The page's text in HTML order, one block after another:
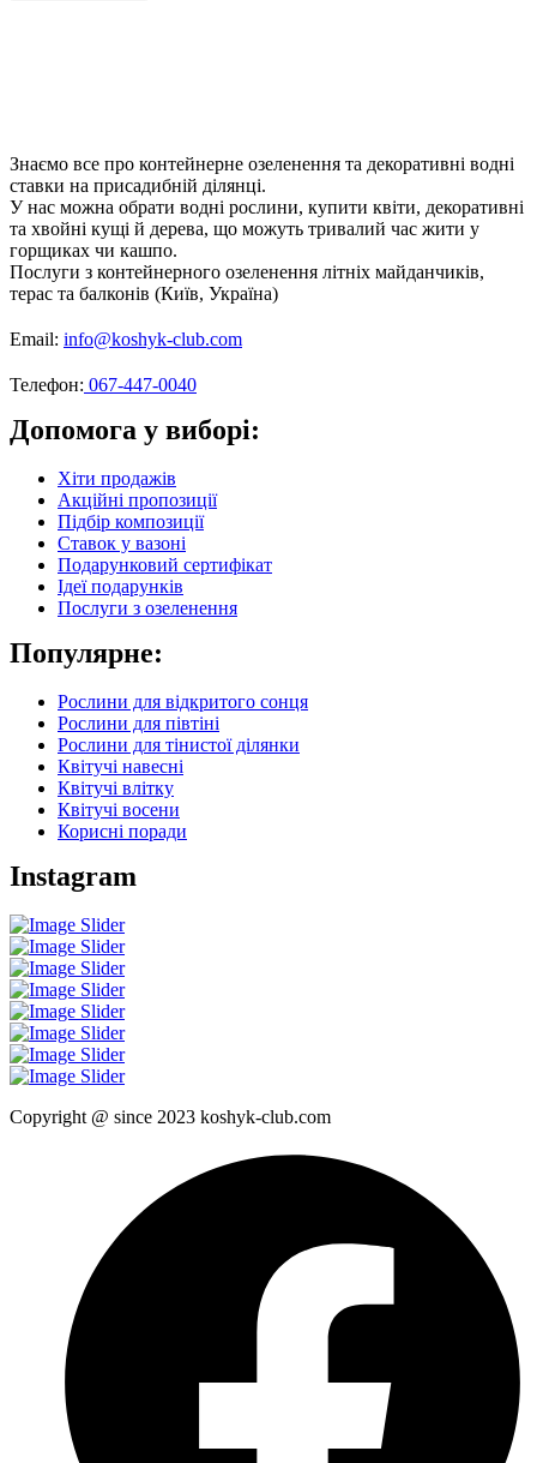
Знаємо все про контейнерне озеленення та декоративні водні
ставки на присадибній ділянці.
У нас можна обрати водні рослини, купити квіти, декоративні
та хвойні кущі й дерева, що можуть тривалий час жити у
горщиках чи кашпо.
Послуги з контейнерного озеленення літніх майданчиків,
терас та балконів (Київ, Україна)
Email: info@koshyk-club.com
Телефон: 067-447-0040
Допомога у виборі:
Хіти продажів
Акційні пропозиції
Підбір композиції
Ставок у вазоні
Подарунковий сертифікат
Ідеї подарунків
Послуги з озеленення
Популярне:
Рослини для відкритого сонця
Рослини для півтіні
Рослини для тінистої ділянки
Квітучі навесні
Квітучі влітку
Квітучі восени
Корисні поради
Instagram
Copyright @ since 2023 koshyk-club.com